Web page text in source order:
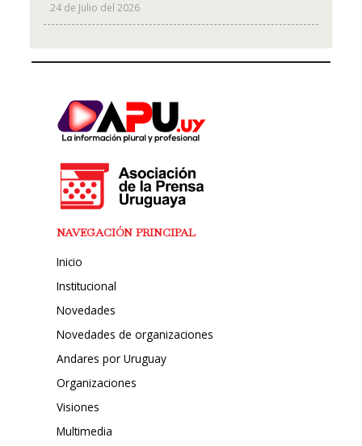
24 de Julio del 2026
NAVEGACIÓN PRINCIPAL
Inicio
Institucional
Novedades
Novedades de organizaciones
Andares por Uruguay
Organizaciones
Visiones
Multimedia